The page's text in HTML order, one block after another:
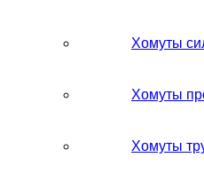
Хомуты
Хомуты
Хомуты